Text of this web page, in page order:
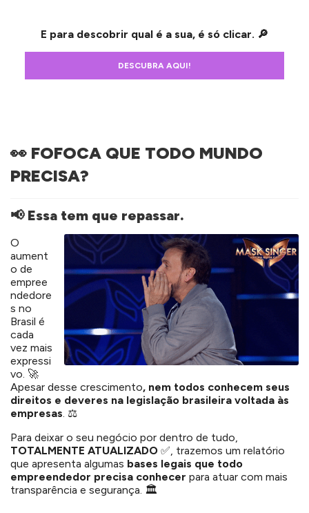
E para descobrir qual é a sua, é só clicar. 🔎
DESCUBRA AQUI!
👀 FOFOCA QUE TODO MUNDO
PRECISA?
📢 Essa tem que repassar.
O
aument
o de
empree
ndedore
s no
Brasil é
cada
vez mais
expressi
vo. 🚀
Apesar desse crescimento, nem todos conhecem seus
direitos e deveres na legislação brasileira voltada às
empresas. ⚖️
Para deixar o seu negócio por dentro de tudo,
TOTALMENTE ATUALIZADO ✅, trazemos um relatório
que apresenta algumas bases legais que todo
empreendedor precisa conhecer para atuar com mais
transparência e segurança. 🏛️